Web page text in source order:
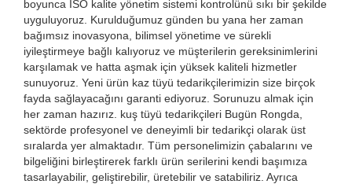
boyunca ISO kalite yönetim sistemi kontrolünü sıkı bir şekilde
uyguluyoruz. Kurulduğumuz günden bu yana her zaman
bağımsız inovasyona, bilimsel yönetime ve sürekli
iyileştirmeye bağlı kalıyoruz ve müşterilerin gereksinimlerini
karşılamak ve hatta aşmak için yüksek kaliteli hizmetler
sunuyoruz. Yeni ürün kaz tüyü tedarikçilerimizin size birçok
fayda sağlayacağını garanti ediyoruz. Sorunuzu almak için
her zaman hazırız. kuş tüyü tedarikçileri Bugün Rongda,
sektörde profesyonel ve deneyimli bir tedarikçi olarak üst
sıralarda yer almaktadır. Tüm personelimizin çabalarını ve
bilgeliğini birleştirerek farklı ürün serilerini kendi başımıza
tasarlayabilir, geliştirebilir, üretebilir ve satabiliriz. Ayrıca